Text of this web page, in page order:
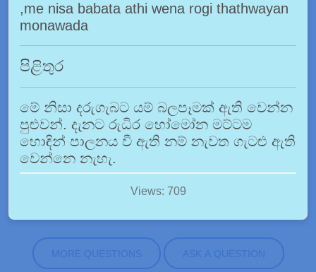
,me nisa babata athi wena rogi thathwayan
monawada
පිළිතුර
මේ නිසා දරුගැබට යම් බලපෑමක් ඇති වෙන්න
පුළුවන්. දැනට රුධිර හෝමෝන මට්ටම
හොඳින් පාලනය වී ඇති නම් නැවත ගැටළු ඇති
වෙන්නෙ නැහැ.
Views: 709
MORE QUESTIONS ASK A QUESTION